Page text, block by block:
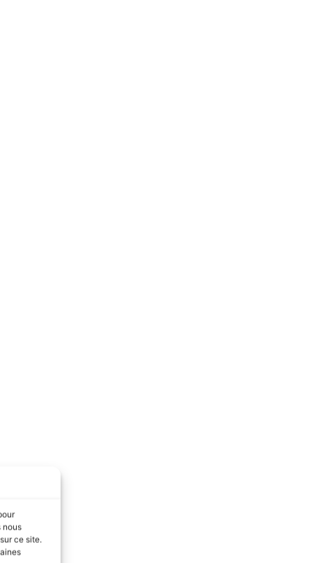
nous
ce site.